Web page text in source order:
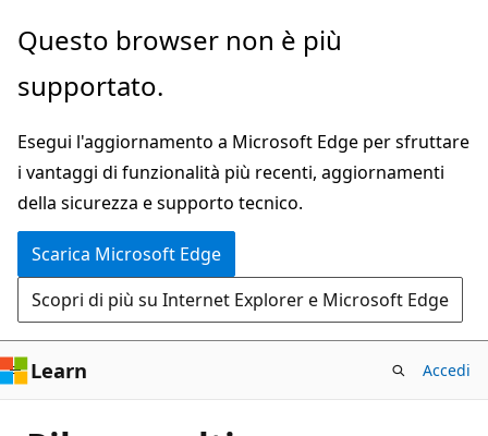
Ignora
passa
contenuto
principale
Questo browser non è più
supportato.
Esegui l'aggiornamento a Microsoft Edge per sfruttare
i vantaggi di funzionalità più recenti, aggiornamenti
della sicurezza e supporto tecnico.
Scarica Microsoft Edge
Scopri di più su Internet Explorer e Microsoft Edge
Learn Accedi